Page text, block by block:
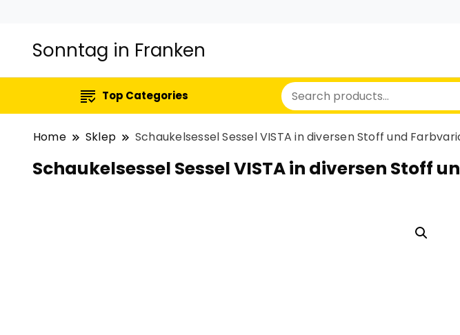
Sonntag in Franken
Top Categories
Home Sklep Schaukelsessel Sessel VISTA in diversen Stoff und
Schaukelsessel Sessel VISTA in diversen Stoff